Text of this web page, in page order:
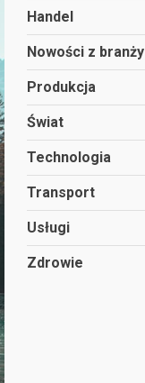
Handel
Nowości z branży
Produkcja
Świat
Technologia
Transport
Usługi
Zdrowie